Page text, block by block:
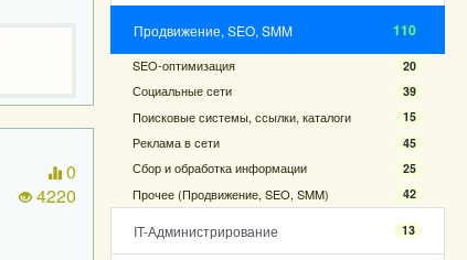
Продвижение, SEO, SMM 110
SEO-оптимизация 20
Социальные сети 39
Поисковые системы, ссылки, каталоги 15
Реклама в сети 45
Сбор и обработка информации 25
Прочее (Продвижение, SEO, SMM) 42
IT-Администрирование 13
0
4220